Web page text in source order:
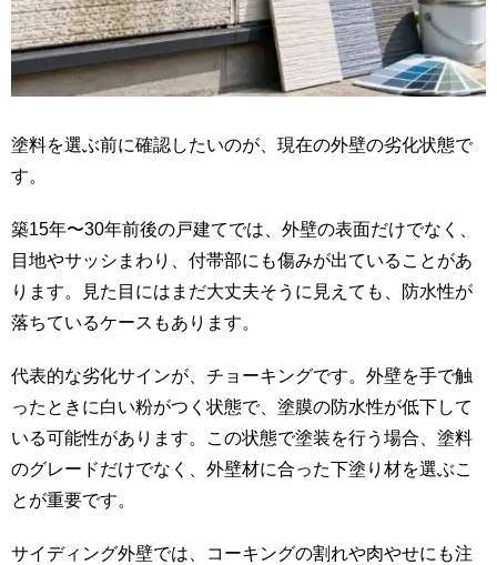
塗料を選ぶ前に確認したいのが、現在の外壁の劣化状態で
す。
築15年〜30年前後の戸建てでは、外壁の表面だけでなく、
目地やサッシまわり、付帯部にも傷みが出ていることがあ
ります。見た目にはまだ大丈夫そうに見えても、防水性が
落ちているケースもあります。
代表的な劣化サインが、チョーキングです。外壁を手で触
ったときに白い粉がつく状態で、塗膜の防水性が低下して
いる可能性があります。この状態で塗装を行う場合、塗料
のグレードだけでなく、外壁材に合った下塗り材を選ぶこ
とが重要です。
サイディング外壁では、コーキングの割れや肉やせにも注